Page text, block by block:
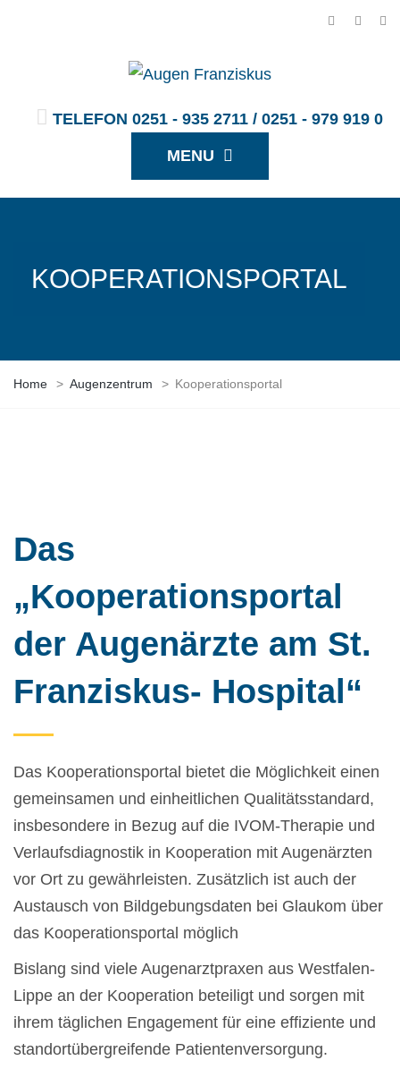
TELEFON 0251 - 935 2711 / 0251 - 979 919 0
MENU
KOOPERATIONSPORTAL
Home > Augenzentrum > Kooperationsportal
Das
„Kooperationsportal
der Augenärzte am St.
Franziskus- Hospital“
Das Kooperationsportal bietet die Möglichkeit einen
gemeinsamen und einheitlichen Qualitätsstandard,
insbesondere in Bezug auf die IVOM-Therapie und
Verlaufsdiagnostik in Kooperation mit Augenärzten
vor Ort zu gewährleisten. Zusätzlich ist auch der
Austausch von Bildgebungsdaten bei Glaukom über
das Kooperationsportal möglich
Bislang sind viele Augenarztpraxen aus Westfalen-
Lippe an der Kooperation beteiligt und sorgen mit
ihrem täglichen Engagement für eine effiziente und
standortübergreifende Patientenversorgung.